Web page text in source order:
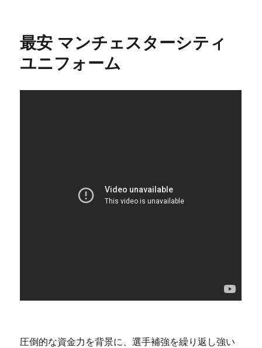
最安 マンチェスターシティ
ユニフォーム
圧倒的な資金力を背景に、選手補強を繰り返し強い